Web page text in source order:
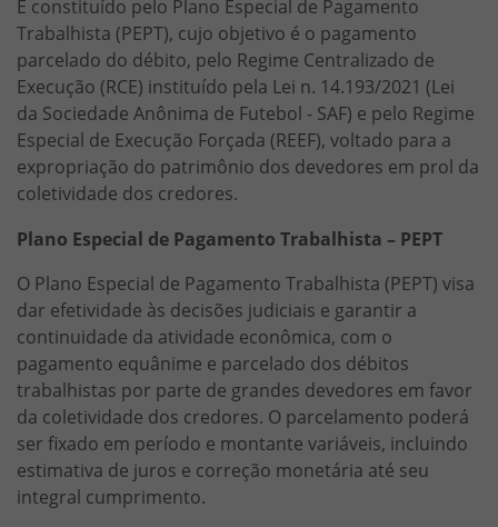
É constituído pelo Plano Especial de Pagamento
Trabalhista (PEPT), cujo objetivo é o pagamento
parcelado do débito, pelo Regime Centralizado de
Execução (RCE) instituído pela Lei n. 14.193/2021 (Lei
da Sociedade Anônima de Futebol - SAF) e pelo Regime
Especial de Execução Forçada (REEF), voltado para a
expropriação do patrimônio dos devedores em prol da
coletividade dos credores.
Plano Especial de Pagamento Trabalhista – PEPT
O Plano Especial de Pagamento Trabalhista (PEPT) visa
dar efetividade às decisões judiciais e garantir a
continuidade da atividade econômica, com o
pagamento equânime e parcelado dos débitos
trabalhistas por parte de grandes devedores em favor
da coletividade dos credores. O parcelamento poderá
ser fixado em período e montante variáveis, incluindo
estimativa de juros e correção monetária até seu
integral cumprimento.